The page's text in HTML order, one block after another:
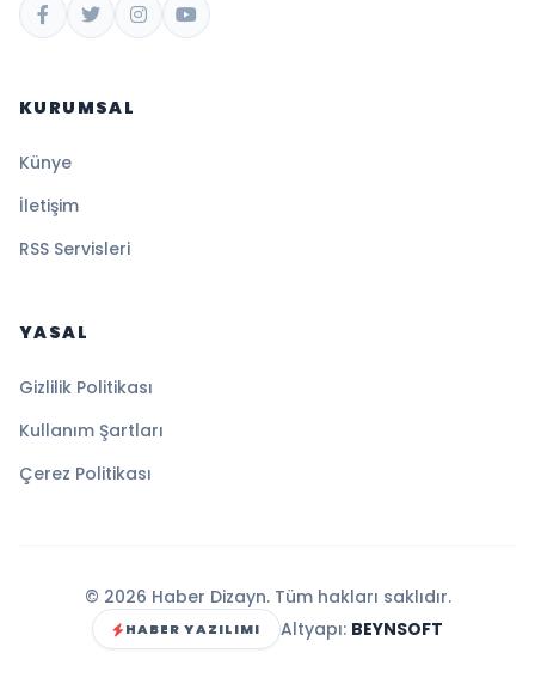
KURUMSAL
Künye
İletişim
RSS Servisleri
YASAL
Gizlilik Politikası
Kullanım Şartları
Çerez Politikası
© 2026 Haber Dizayn. Tüm hakları saklıdır.
HABER YAZILIMI Altyapı: BEYNSOFT